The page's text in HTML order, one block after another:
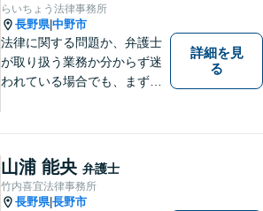
らいちょう法律事務所
長野県|中野市
法律に関する問題か、弁護士
が取り扱う業務か分からず迷
われている場合でも、まずは
す。
詳細を見
る
山浦 能央 弁護士
竹内喜宜法律事務所
長野県|長野市